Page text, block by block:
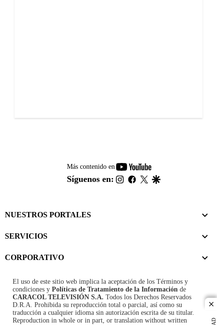
Más contenido en
youtube-
footer
Síguenos en: instagram
facebook
twitter
NUESTROS PORTALES
SERVICIOS
CORPORATIVO
El uso de este sitio web implica la aceptación de los Términos y
condiciones y Políticas de Tratamiento de la Información de
CARACOL TELEVISIÓN S.A. Todos los Derechos Reservados
D.R.A. Prohibida su reproducción total o parcial, así como su
traducción a cualquier idioma sin autorización escrita de su titular.
Reproduction in whole or in part, or translation without written